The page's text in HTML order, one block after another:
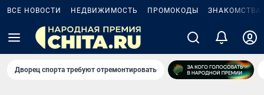
ВСЕ НОВОСТИ НЕДВИЖИМОСТЬ ПРОМОКОДЫ ЗНАКОМСТВА
Дворец спорта требуют отремонтировать